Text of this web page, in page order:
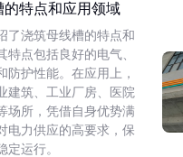
的特点和应用领域
了浇筑母线槽的特点和
特点包括良好的电气、
防护性能。在应用上，
建筑、工业厂房、医院
场所，凭借自身优势满
电力供应的高要求，保
定运行。